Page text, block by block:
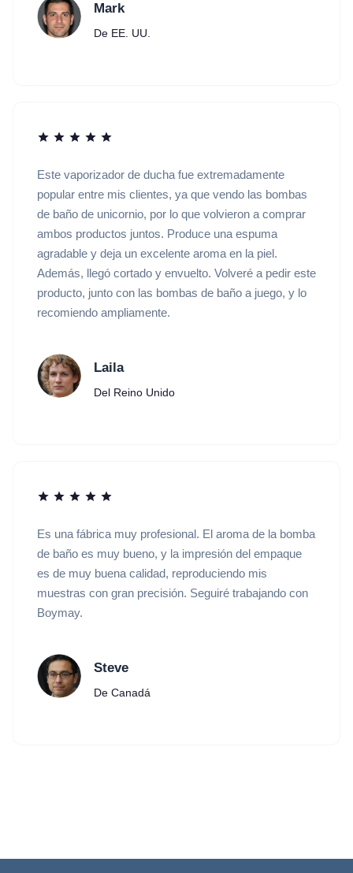
Mark
De EE. UU.
Este vaporizador de ducha fue extremadamente
popular entre mis clientes, ya que vendo las bombas
de baño de unicornio, por lo que volvieron a comprar
ambos productos juntos. Produce una espuma
agradable y deja un excelente aroma en la piel.
Además, llegó cortado y envuelto. Volveré a pedir este
producto, junto con las bombas de baño a juego, y lo
recomiendo ampliamente.
Laila
Del Reino Unido
Es una fábrica muy profesional. El aroma de la bomba
de baño es muy bueno, y la impresión del empaque
es de muy buena calidad, reproduciendo mis
muestras con gran precisión. Seguiré trabajando con
Boymay.
Steve
De Canadá